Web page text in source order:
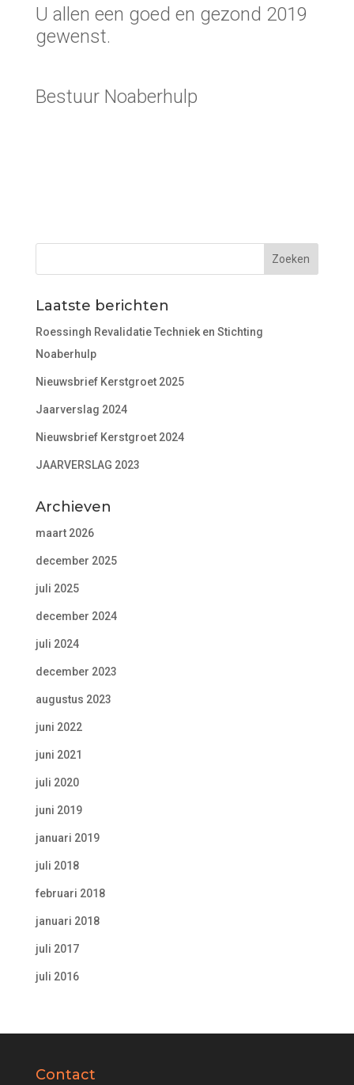
U allen een goed en gezond 2019
gewenst.
Bestuur Noaberhulp
Laatste berichten
Roessingh Revalidatie Techniek en Stichting
Noaberhulp
Nieuwsbrief Kerstgroet 2025
Jaarverslag 2024
Nieuwsbrief Kerstgroet 2024
JAARVERSLAG 2023
Archieven
maart 2026
december 2025
juli 2025
december 2024
juli 2024
december 2023
augustus 2023
juni 2022
juni 2021
juli 2020
juni 2019
januari 2019
juli 2018
februari 2018
januari 2018
juli 2017
juli 2016
Contact